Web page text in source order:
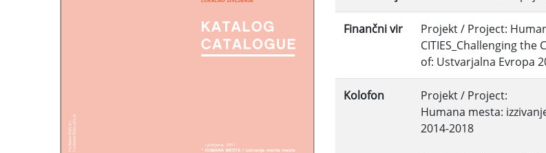
Finančni vir
Projekt / Project:
CITIES_Challenging
of: Ustvarjalna Evropa
Kolofon
Projekt / Project:
Humana mesta:
2014-2018